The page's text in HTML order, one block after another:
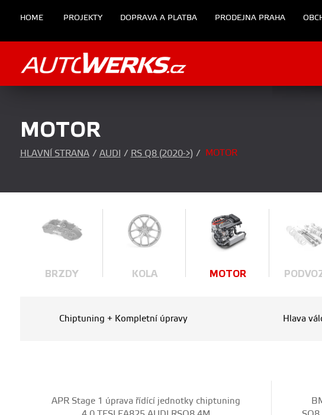
HOME PROJEKTY DOPRAVA A PLATBA PRODEJNA PRAHA
MOTOR
HLAVNÍ STRANA / AUDI / RS Q8 (2020->) / MOTOR
BRZDY KOLA MOTOR
Chiptuning + Kompletní úpravy Hlava
APR Stage 1 úprava řídící jednotky chiptuning